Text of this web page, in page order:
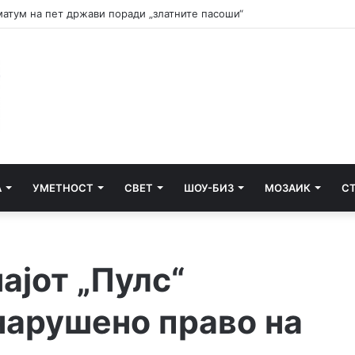
судењето за убиството на Тупак Шакур
УМЕТНОСТ СВЕТ ШОУ-БИЗ МОЗАИК
„Пулс“
право на